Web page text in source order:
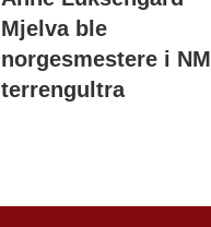
Mjelva ble
norgesmestere i NM
terrengultra